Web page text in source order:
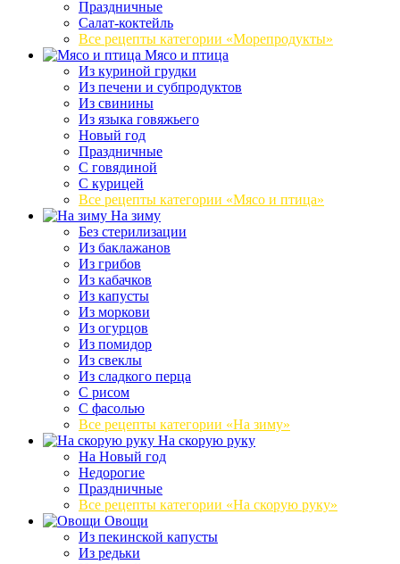
Праздничные
Салат-коктейль
Все рецепты категории «Морепродукты»
Мясо и птица
Из куриной грудки
Из печени и субпродуктов
Из свинины
Из языка говяжьего
Новый год
Праздничные
С говядиной
С курицей
Все рецепты категории «Мясо и птица»
На зиму
Без стерилизации
Из баклажанов
Из грибов
Из кабачков
Из капусты
Из моркови
Из огурцов
Из помидор
Из свеклы
Из сладкого перца
С рисом
С фасолью
Все рецепты категории «На зиму»
На скорую руку
На Новый год
Недорогие
Праздничные
Все рецепты категории «На скорую руку»
Овощи
Из пекинской капусты
Из редьки